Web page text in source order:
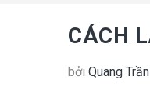
CÁCH
bởi Quang Trần